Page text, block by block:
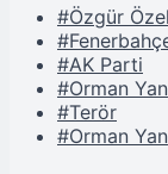
#Özgür Özel
#AK Parti
#Orman
#Terör
#Orman